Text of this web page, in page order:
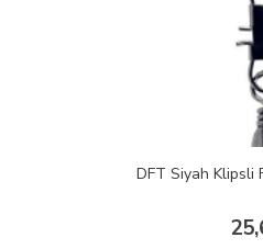
DFT Siyah Klipsli